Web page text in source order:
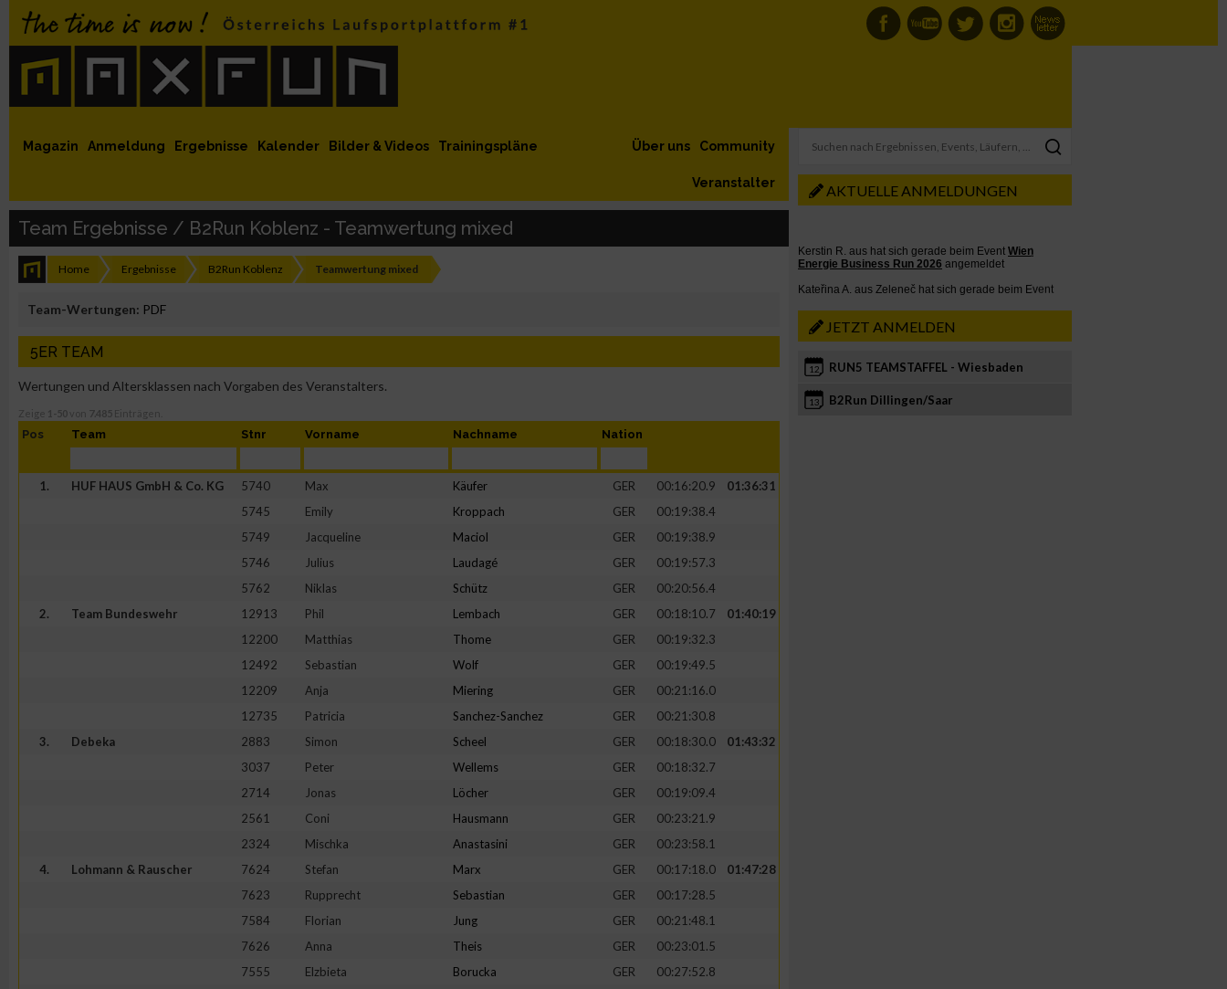
MaxFun Newsletter abonnieren
MaxFun auf Instagram
MaxFun auf Twitter
auf Youtube
auf Facebook
Magazin Anmeldung Ergebnisse Kalender Bilder & Videos Trainingspläne Community
Über uns
Veranstalter
Team Ergebnisse / B2Run Koblenz - Teamwertung mixed
Home Ergebnisse B2Run Koblenz Teamwertung mixed
Team-Wertungen: PDF
5ER TEAM
Wertungen und Altersklassen nach Vorgaben des Veranstalters.
Zeige 1-50 von 7.485 Einträgen.
Pos Team Stnr Vorname Nachname Nation
1. HUF HAUS GmbH & Co. KG 5740 Max Käufer GER 00:16:20.9
01:36:31
5745
Emily Kroppach GER
00:19:38.4
5749
Jacqueline Maciol GER
00:19:38.9
5746
Julius Laudagé GER
00:19:57.3
5762
Niklas Schütz GER
00:20:56.4
2.
Team Bundeswehr 12913 Phil Lembach GER 00:18:10.7
01:40:19
12200
Matthias Thome GER
00:19:32.3
12492
Sebastian Wolf GER
00:19:49.5
12209
Anja Miering GER
00:21:16.0
12735
Patricia Sanchez-Sanchez GER
00:21:30.8
3.
Debeka 2883 Simon Scheel GER 00:18:30.0
01:43:32
3037
Peter Wellems GER
00:18:32.7
2714
Jonas Löcher GER
00:19:09.4
2561
Coni Hausmann GER
00:23:21.9
2324
Mischka Anastasini GER
00:23:58.1
4.
Lohmann & Rauscher 7624 Stefan Marx GER 00:17:18.0
01:47:28
7623
Rupprecht Sebastian GER
00:17:28.5
7584
Florian Jung GER
00:21:48.1
7626
Anna Theis GER
00:23:01.5
7555
Elzbieta Borucka GER
00:27:52.8
AKTUELLE ANMELDUNGEN
JETZT ANMELDEN
12 RUN5 TEAMSTAFFEL - Wiesbaden
13 B2Run Dillingen/Saar